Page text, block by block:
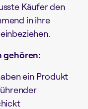
Käufer den
in ihre
gehören:
ein Produkt